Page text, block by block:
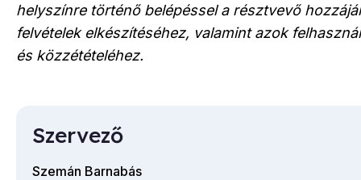
helyszínre történő belépéssel a résztvevő
felvételek elkészítéséhez, valamint azok
és közzétételéhez.
Szervező
Szemán Barnabás